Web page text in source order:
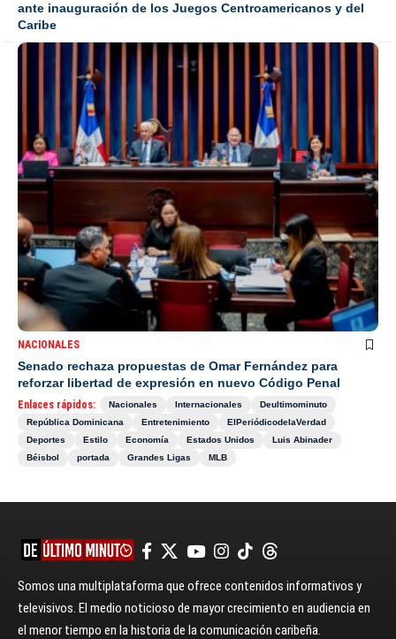
ante inauguración de los Juegos Centroamericanos y del
Caribe
NACIONALES
Senado rechaza propuestas de Omar Fernández para
reforzar libertad de expresión en nuevo Código Penal
Enlaces rápidos: Nacionales Internacionales
Deultimominuto
República Dominicana
Entretenimiento
ElPeriódicodelaVerdad
Deportes
Estilo Economía Estados Unidos
Luis Abinader
Béisbol
portada Grandes Ligas MLB
Somos una multiplataforma que ofrece contenidos informativos y
televisivos. El medio noticioso de mayor crecimiento en audiencia en
el menor tiempo en la historia de la comunicación caribeña.